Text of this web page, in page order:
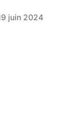
juin 2024